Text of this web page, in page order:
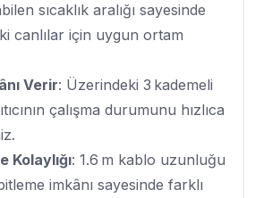
sıcaklık aralığı sayesinde
canlılar için uygun ortam
Verir: Üzerindeki 3 kademeli
çalışma durumunu hızlıca
Kolaylığı: 1.6 m kablo uzunluğu
imkânı sayesinde farklı